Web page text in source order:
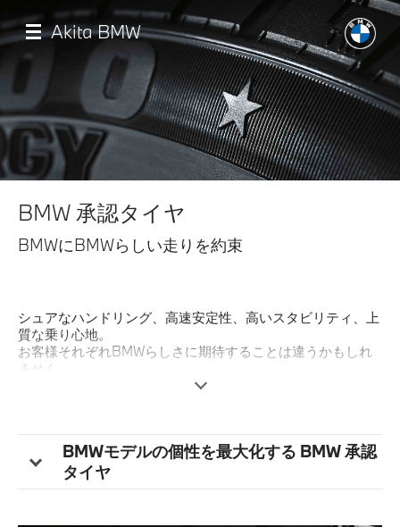
イ
ン
テ
ン
ツ
移
動
店舗一覧
モデル一覧
サービス
Akita BMW
BMW 承認タイヤ
BMWにBMWらしい走りを約束
シュアなハンドリング、高速安定性、高いスタビリティ、上
質な乗り心地。
お客様それぞれBMWらしさに期待することは違うかもしれ
ません。
しかしながら、どれが欠けても「駆けぬける歓び」は体現で
BMWのエンジニアたちは、こうしたお客様のご期待を裏切
ることがない様に、
タイヤをシャーシの一部として重視し、車両を設計、テスト
を繰り返し、市場へ送り出すべく開発を重ねています。
BMWモデルの個性を最大化する BMW 承認
タイヤ